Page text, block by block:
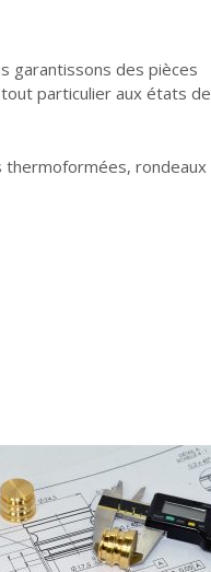
garantissons des pièces
particulier aux états de
thermoformées, rondeaux